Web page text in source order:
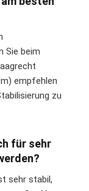
Sie beim
empfehlen
zu
für sehr
sehr stabil,